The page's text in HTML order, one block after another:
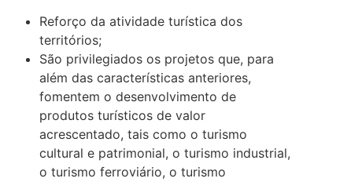
Reforço da atividade turística dos
territórios;
São privilegiados os projetos que, para
além das características anteriores,
fomentem o desenvolvimento de
produtos turísticos de valor
acrescentado, tais como o turismo
cultural e patrimonial, o turismo industrial,
o turismo ferroviário, o turismo